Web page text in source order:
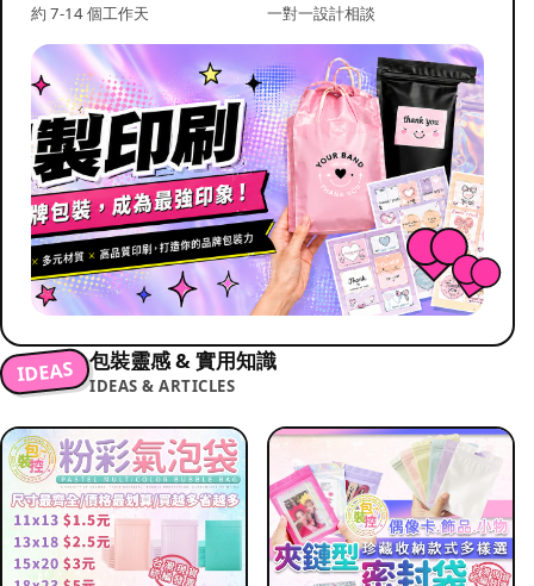
約 7-14 個工作天 一對一設計相談
IDEAS 包裝靈感 & 實用知識
IDEAS & ARTICLES